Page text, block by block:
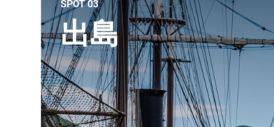
SPOT 03
出島